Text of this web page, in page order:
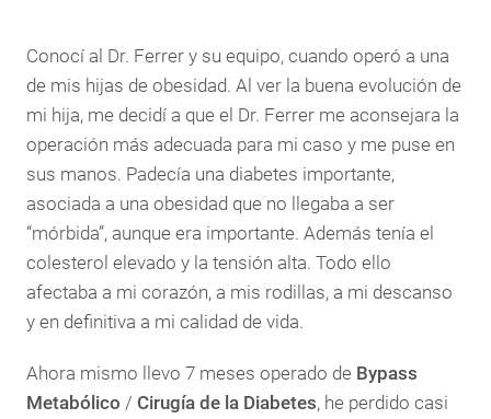
Conocí al Dr. Ferrer y su equipo, cuando operó a una
de mis hijas de obesidad. Al ver la buena evolución de
mi hija, me decidí a que el Dr. Ferrer me aconsejara la
operación más adecuada para mi caso y me puse en
sus manos. Padecía una diabetes importante,
asociada a una obesidad que no llegaba a ser
“mórbida”, aunque era importante. Además tenía el
colesterol elevado y la tensión alta. Todo ello
afectaba a mi corazón, a mis rodillas, a mi descanso
y en definitiva a mi calidad de vida.
Ahora mismo llevo 7 meses operado de Bypass
Metabólico / Cirugía de la Diabetes, he perdido casi